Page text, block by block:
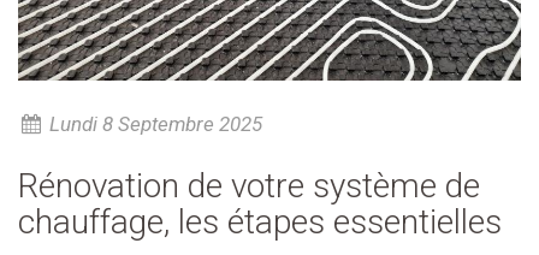
Lundi 8 Septembre 2025
Rénovation de votre système de
chauffage, les étapes essentielles